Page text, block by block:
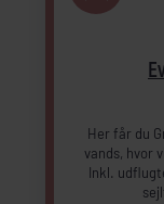
Her får du
vands, hvor
Inkl.